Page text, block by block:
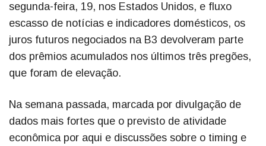
segunda-feira, 19, nos Estados Unidos, e fluxo
escasso de notícias e indicadores domésticos, os
juros futuros negociados na B3 devolveram parte
dos prêmios acumulados nos últimos três pregões,
que foram de elevação.
Na semana passada, marcada por divulgação de
dados mais fortes que o previsto de atividade
econômica por aqui e discussões sobre o timing e